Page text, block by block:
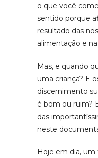
o que você
sentido porque
resultado das
alimentação e na
Mas, e quando
uma criança? E
discernimento
é bom ou ruim?
das
neste
Hoje em dia, um